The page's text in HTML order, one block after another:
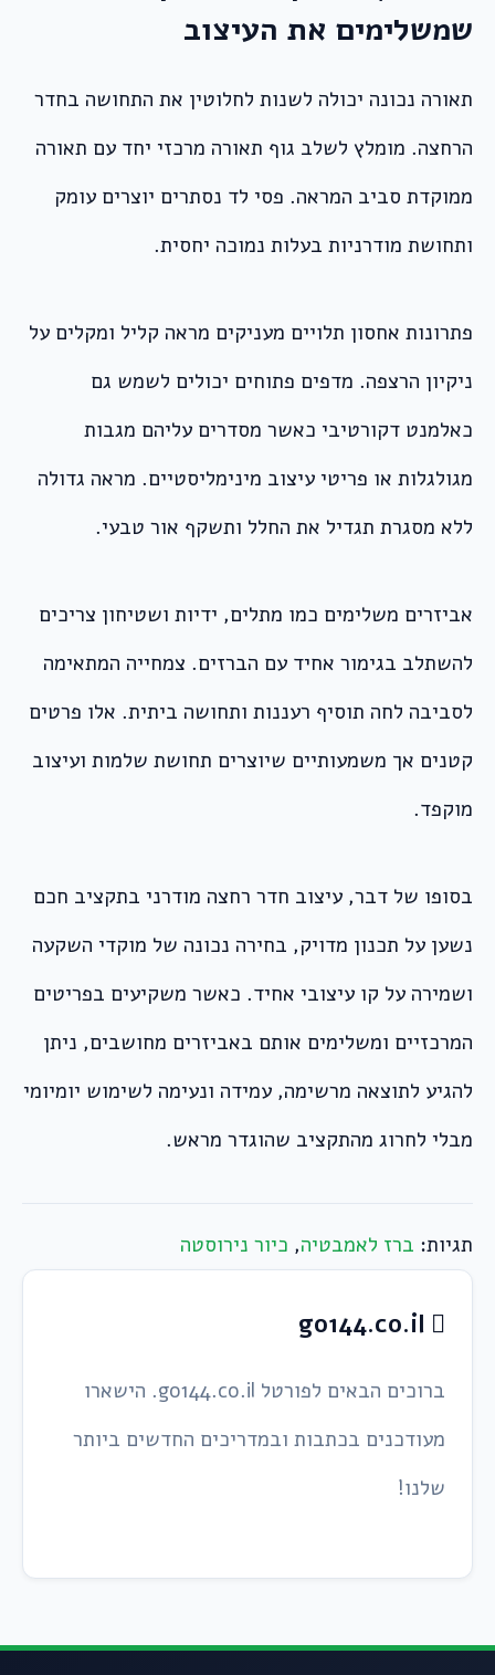
שמשלימים את העיצוב
תאורה נכונה יכולה לשנות לחלוטין את התחושה בחדר
הרחצה. מומלץ לשלב גוף תאורה מרכזי יחד עם תאורה
ממוקדת סביב המראה. פסי לד נסתרים יוצרים עומק
ותחושת מודרניות בעלות נמוכה יחסית.
פתרונות אחסון תלויים מעניקים מראה קליל ומקלים על
ניקיון הרצפה. מדפים פתוחים יכולים לשמש גם
כאלמנט דקורטיבי כאשר מסדרים עליהם מגבות
מגולגלות או פריטי עיצוב מינימליסטיים. מראה גדולה
ללא מסגרת תגדיל את החלל ותשקף אור טבעי.
אביזרים משלימים כמו מתלים, ידיות ושטיחון צריכים
להשתלב בגימור אחיד עם הברזים. צמחייה המתאימה
לסביבה לחה תוסיף רעננות ותחושה ביתית. אלו פרטים
קטנים אך משמעותיים שיוצרים תחושת שלמות ועיצוב
מוקפד.
בסופו של דבר, עיצוב חדר רחצה מודרני בתקציב חכם
נשען על תכנון מדויק, בחירה נכונה של מוקדי השקעה
ושמירה על קו עיצובי אחיד. כאשר משקיעים בפריטים
המרכזיים ומשלימים אותם באביזרים מחושבים, ניתן
להגיע לתוצאה מרשימה, עמידה ונעימה לשימוש יומיומי
מבלי לחרוג מהתקציב שהוגדר מראש.
תגיות: ברז לאמבטיה, כיור נירוסטה
ברוכים הבאים לפורטל go144.co.il. הישארו
מעודכנים בכתבות ובמדריכים החדשים ביותר
שלנו!